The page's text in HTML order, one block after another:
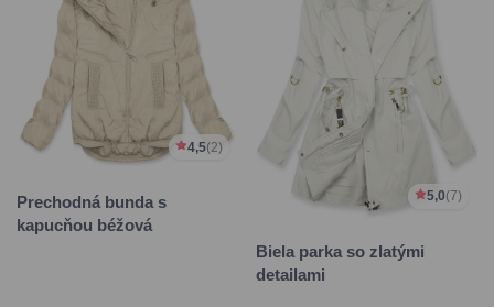
4,5(2)
Prechodná bunda s
kapucňou béžová
5,0(7)
Biela parka so zlatými
detailami